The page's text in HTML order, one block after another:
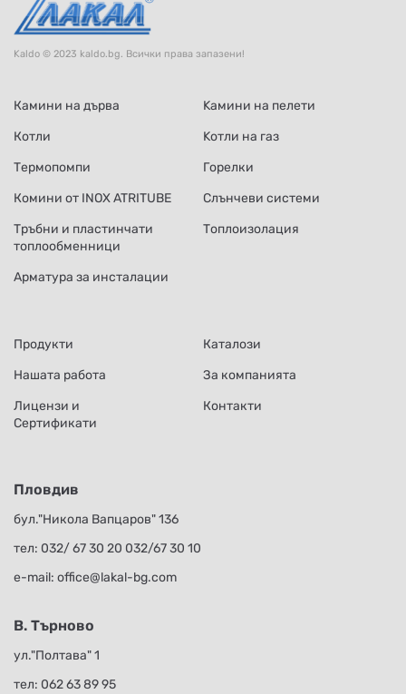
Kaldo © 2023 kaldo.bg. Всички права запазени!
Камини на дърва
Kамини на пелети
Котли
Kотли на газ
Термопомпи
Горелки
Комини от INOX ATRITUBE
Слънчеви системи
Тръбни и пластинчати
топлообменници
Топлоизолация
Арматура за инсталации
Продукти
Каталози
Нашата работа
За компанията
Лицензи и
Сертификати
Контакти
Пловдив
бул."Никола Вапцаров" 136
тел: 032/ 67 30 20 032/67 30 10
е-mail: office@lakal-bg.com
В. Търново
ул."Полтава" 1
тел: 062 63 89 95